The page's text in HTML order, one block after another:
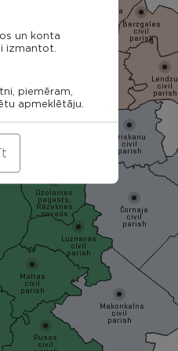
Rēzekne
Ilzeskalna
parish
Lendzu
civil
parish
Berzgales
civil
parish
Pusas
civil
Maltas
civil
parish
Luznavas
civil
parish
Ozolaines
pagasts,
Rēzeknes
novads
Griskanu
civil
parish
Čornaja
civil
parish
Makonkalns
civil
parish
un konta
izmantot.
piemēram,
apmeklētāju.